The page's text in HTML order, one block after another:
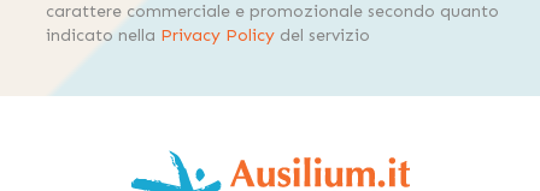
carattere commerciale e promozionale secondo quanto
indicato nella Privacy Policy del servizio